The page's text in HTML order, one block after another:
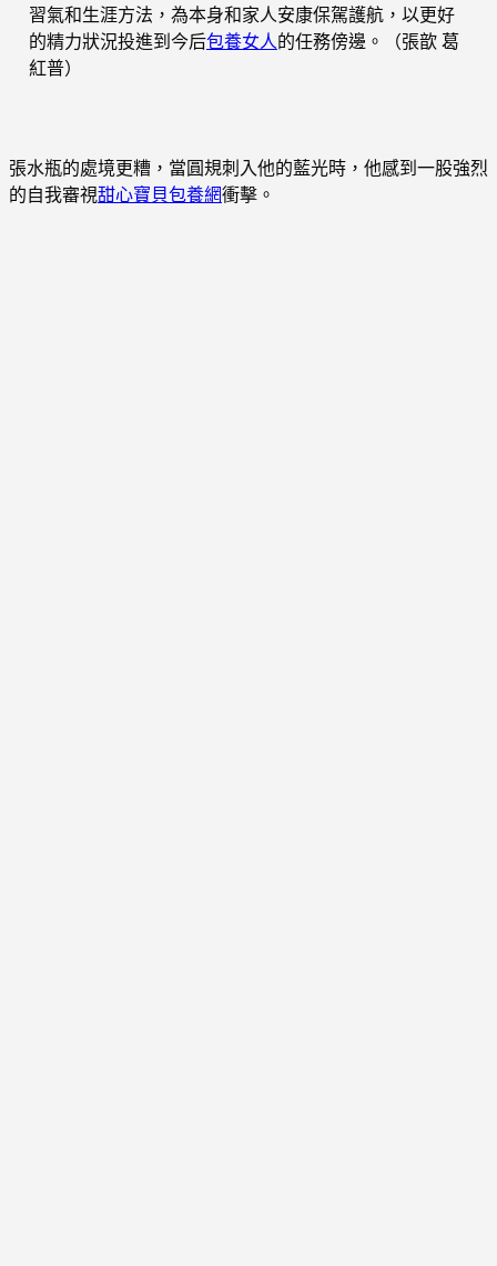
習氣和生涯方法，為本身和家人安康保駕護航，以更好
的精力狀況投進到今后包養女人的任務傍邊。（張歆 葛
紅普）
張水瓶的處境更糟，當圓規刺入他的藍光時，他感到一股強烈
的自我審視甜心寶貝包養網衝擊。